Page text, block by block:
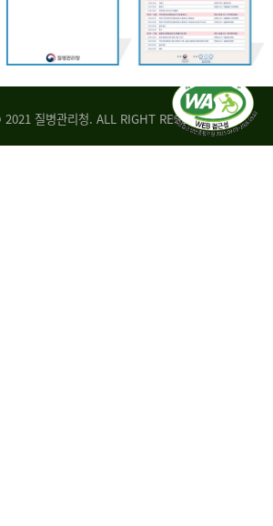
질병관리청. ALL RIGHT RESERVED